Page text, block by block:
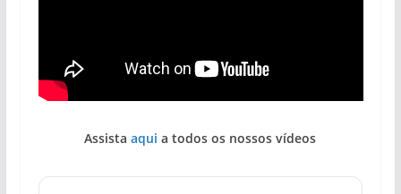
Assistaaqui a todos os nossos vídeos